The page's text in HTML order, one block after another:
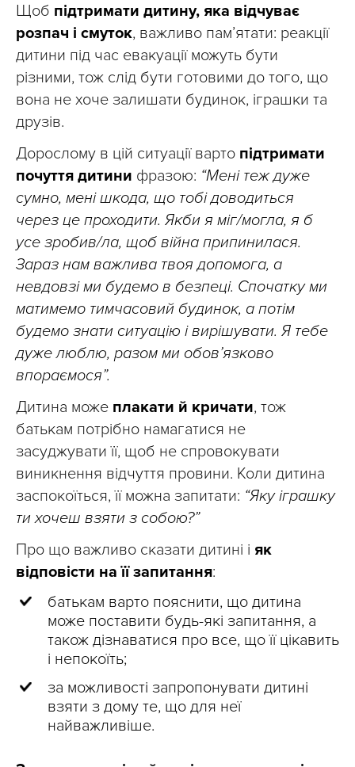
Щоб підтримати дитину, яка відчуває
розпач і смуток, важливо пам’ятати: реакції
дитини під час евакуації можуть бути
різними, тож слід бути готовими до того, що
вона не хоче залишати будинок, іграшки та
друзів.
Дорослому в цій ситуації варто підтримати
почуття дитини фразою: “Мені теж дуже
сумно, мені шкода, що тобі доводиться
через це проходити. Якби я міг/могла, я б
усе зробив/ла, щоб війна припинилася.
Зараз нам важлива твоя допомога, а
невдовзі ми будемо в безпеці. Спочатку ми
матимемо тимчасовий будинок, а потім
будемо знати ситуацію і вирішувати. Я тебе
дуже люблю, разом ми обов’язково
впораємося”.
Дитина може плакати й кричати, тож
батькам потрібно намагатися не
засуджувати її, щоб не спровокувати
виникнення відчуття провини. Коли дитина
заспокоїться, її можна запитати: “Яку іграшку
ти хочеш взяти з собою?”
Про що важливо сказати дитині і як
відповісти на її запитання:
батькам варто пояснити, що дитина
може поставити будь-які запитання, а
також дізнаватися про все, що її цікавить
і непокоїть;
за можливості запропонувати дитині
взяти з дому те, що для неї
найважливіше.